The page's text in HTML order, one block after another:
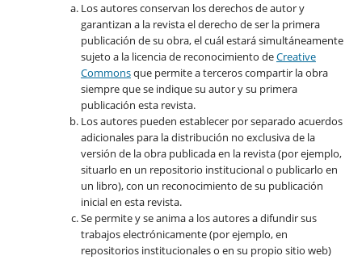
Los autores conservan los derechos de autor y
garantizan a la revista el derecho de ser la primera
publicación de su obra, el cuál estará simultáneamente
sujeto a la licencia de reconocimiento deCreative
Commonsque permite a terceros compartir la obra
siempre que se indique su autor y su primera
publicación esta revista.
Los autores pueden establecer por separado acuerdos
adicionales para la distribución no exclusiva de la
versión de la obra publicada en la revista (por ejemplo,
situarlo en un repositorio institucional o publicarlo en
un libro), con un reconocimiento de su publicación
inicial en esta revista.
Se permite y se anima a los autores a difundir sus
trabajos electrónicamente (por ejemplo, en
repositorios institucionales o en su propio sitio web)